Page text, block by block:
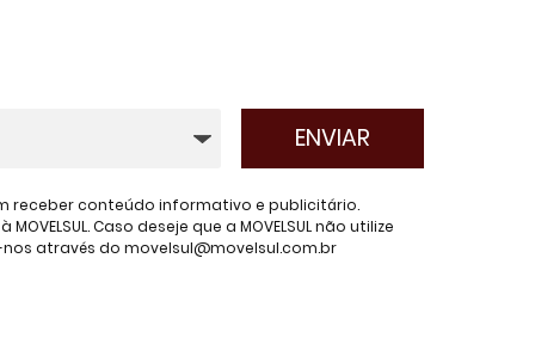
receber conteúdo informativo e publicitário.
Caso deseje que a MOVELSUL não utilize
através do movelsul@movelsul.com.br